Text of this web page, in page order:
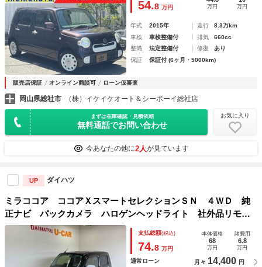
ルームクリーニング済
54.8 万円 万円 万円
年式 2015年 走行
8.3万km
車検
車検整備付 排気
660cc
整備
法定整備付 修復
あり
保証
保証付 (6ヶ月・5000km)
販売店保証 オンライン商談可 ローン仮審査
岡山県総社市 （株）イケイケオート＆シーボーイ総社店
まずは在庫確認・見積依頼
無料通話でお問い合わせ
お気に入り
今あなたの他に2人が見ています
UP ダイハツ
ミラココア ココアＸスマートセレクションＳＮ ４ＷＤ 純
正ナビ バックカメラ ハロゲンヘッドライト 社外品リモコ
ンエンジンスターター オートエアコン 電動格納ドアミラ
ー ＥＴＣ キーフリーシステム ＬＥＤフォグランプ チル
トステアリング
支払総額(税込)
74.8 万円
本体価格
68
万円
諸費用
6.8
万円
通常ローン 月々 14,400 円